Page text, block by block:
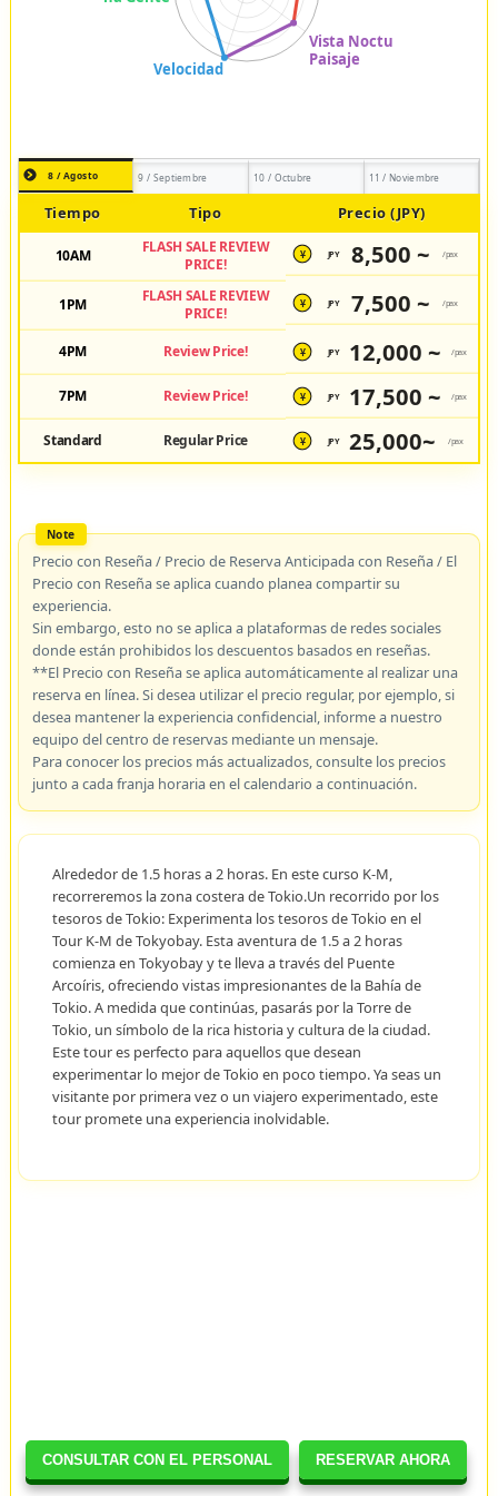
CONSULTAR CON EL PERSONAL RESERVAR AHORA
8 / Agosto 9 / Septiembre 10 / Octubre 11 / Noviembre
Tiempo Tipo Precio (JPY)
10AM
FLASH SALE REVIEW
PRICE!
¥ JPY 8,500 ~ /pax
1PM
FLASH SALE REVIEW
PRICE!
¥ JPY 7,500 ~ /pax
4PM Review Price! ¥ JPY 12,000 ~ /pax
7PM Review Price! ¥ JPY 17,500 ~ /pax
Standard Regular Price ¥ JPY 25,000~ /pax
Precio con Reseña / Precio de Reserva Anticipada con Reseña / El
Precio con Reseña se aplica cuando planea compartir su
experiencia.
Sin embargo, esto no se aplica a plataformas de redes sociales
donde están prohibidos los descuentos basados en reseñas.
**El Precio con Reseña se aplica automáticamente al realizar una
reserva en línea. Si desea utilizar el precio regular, por ejemplo, si
desea mantener la experiencia confidencial, informe a nuestro
equipo del centro de reservas mediante un mensaje.
Para conocer los precios más actualizados, consulte los precios
junto a cada franja horaria en el calendario a continuación.
Alrededor de 1.5 horas a 2 horas. En este curso K-M,
recorreremos la zona costera de Tokio.Un recorrido por los
tesoros de Tokio: Experimenta los tesoros de Tokio en el
Tour K-M de Tokyobay. Esta aventura de 1.5 a 2 horas
comienza en Tokyobay y te lleva a través del Puente
Arcoíris, ofreciendo vistas impresionantes de la Bahía de
Tokio. A medida que continúas, pasarás por la Torre de
Tokio, un símbolo de la rica historia y cultura de la ciudad.
Este tour es perfecto para aquellos que desean
experimentar lo mejor de Tokio en poco tiempo. Ya seas un
visitante por primera vez o un viajero experimentado, este
tour promete una experiencia inolvidable.